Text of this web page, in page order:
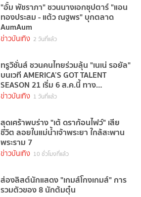
"อั้ม พัชราภา" ชวนนางเอกซุปตาร์ "แอน
ทองประสม - แต้ว ณฐพร" บุกตลาด
AumAum
ข่าวบันเทิง 2 วันที่แล้ว
ทรูวิชั่นส์ ชวนคนไทยร่วมลุ้น "เนเน่ รอยัล"
บนเวที AMERICA’S GOT TALENT
SEASON 21 เริ่ม 6 ส.ค.นี้ ทาง
TrueVisions NOW
ข่าวบันเทิง 1 วันที่แล้ว
สุดเศร้าพบร่าง "เต้ ดราก้อนไฟว์" เสีย
ชีวิต ลอยในแม่น้ำเจ้าพระยา ใกล้สะพาน
พระราม 7
ข่าวบันเทิง 10 ชั่วโมงที่แล้ว
ส่องลิสต์นักแสดง "เกมส์โกงเกมส์" การ
รวมตัวของ 8 นักต้มตุ๋น